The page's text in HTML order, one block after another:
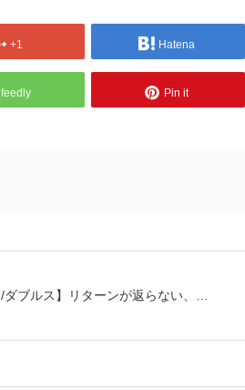
+1 Hatena
feedly Pin it
/ダブルス】リターンが返らない、…